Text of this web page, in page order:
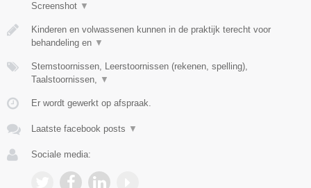
Screenshot ▼
Kinderen en volwassenen kunnen in de praktijk terecht voor
behandeling en ▼
Stemstoornissen, Leerstoornissen (rekenen, spelling),
Taalstoornissen, ▼
Er wordt gewerkt op afspraak.
Laatste facebook posts ▼
Sociale media: